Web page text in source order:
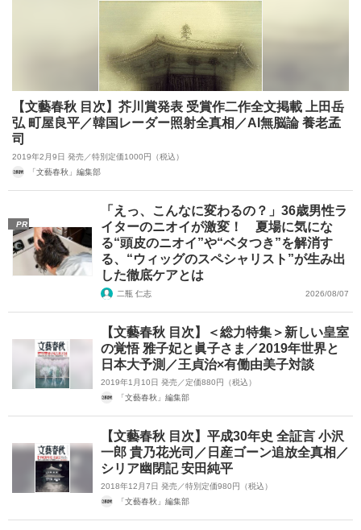
【文藝春秋 目次】芥川賞発表 受賞作二作全文掲載 上田岳
弘 町屋良平／韓国レーダー照射全真相／AI無脳論 養老孟
司
2019年2月9日 発売／特別定価1000円（税込）
「文藝春秋」編集部
PR
「えっ、こんなに変わるの？」36歳男性ラ
イターのニオイが激変！ 夏場に気にな
る“頭皮のニオイ”や“ベタつき”を解消す
る、“ウィッグのスペシャリスト”が生み出
した徹底ケアとは
二瓶 仁志 2026/08/07
【文藝春秋 目次】＜総力特集＞新しい皇室
の覚悟 雅子妃と眞子さま／2019年世界と
日本大予測／王貞治×有働由美子対談
2019年1月10日 発売／定価880円（税込）
「文藝春秋」編集部
【文藝春秋 目次】平成30年史 全証言 小沢
一郎 貴乃花光司／日産ゴーン追放全真相／
シリア幽閉記 安田純平
2018年12月7日 発売／特別定価980円（税込）
「文藝春秋」編集部